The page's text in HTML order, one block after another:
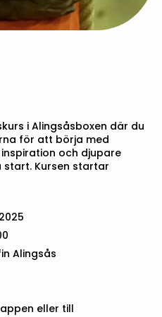
i Alingsåsboxen där du
för att börja med
och djupare
Kursen startar
Alingsås
eller till